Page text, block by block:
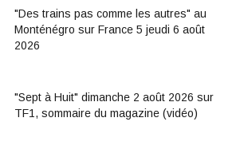
"Des trains pas comme les autres" au
Monténégro sur France 5 jeudi 6 août
2026
"Sept à Huit" dimanche 2 août 2026 sur
TF1, sommaire du magazine (vidéo)